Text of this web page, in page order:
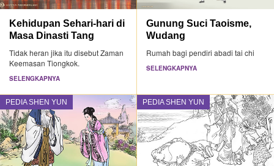
Kehidupan Sehari-hari di
Masa Dinasti Tang
Tidak heran jika itu disebut Zaman
Keemasan Tiongkok.
SELENGKAPNYA
Gunung Suci Taoisme,
Wudang
Rumah bagi pendiri abadi tai chi
SELENGKAPNYA
PEDIA SHEN YUN PEDIA SHEN YUN